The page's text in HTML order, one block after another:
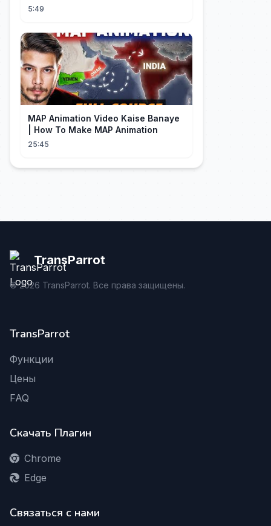
custódia
5:49
MAP Animation Video Kaise Banaye
| How To Make MAP Animation
25:45
TransParrot
©2026 TransParrot. Все права защищены.
TransParrot
Функции
Цены
FAQ
Скачать Плагин
Chrome
Edge
Связаться с нами